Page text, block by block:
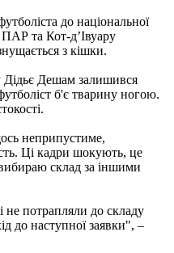
до національної
та Кот-д’Івуару
з кішки.
Дідьє Дешам залишився
б'є тварину ногою.
неприпустиме,
Ці кадри шокують, це
склад за іншими
не потрапляли до складу
до наступної заявки", –